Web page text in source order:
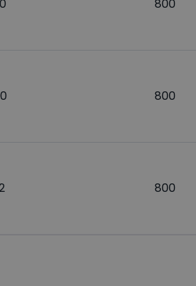
800
800
800